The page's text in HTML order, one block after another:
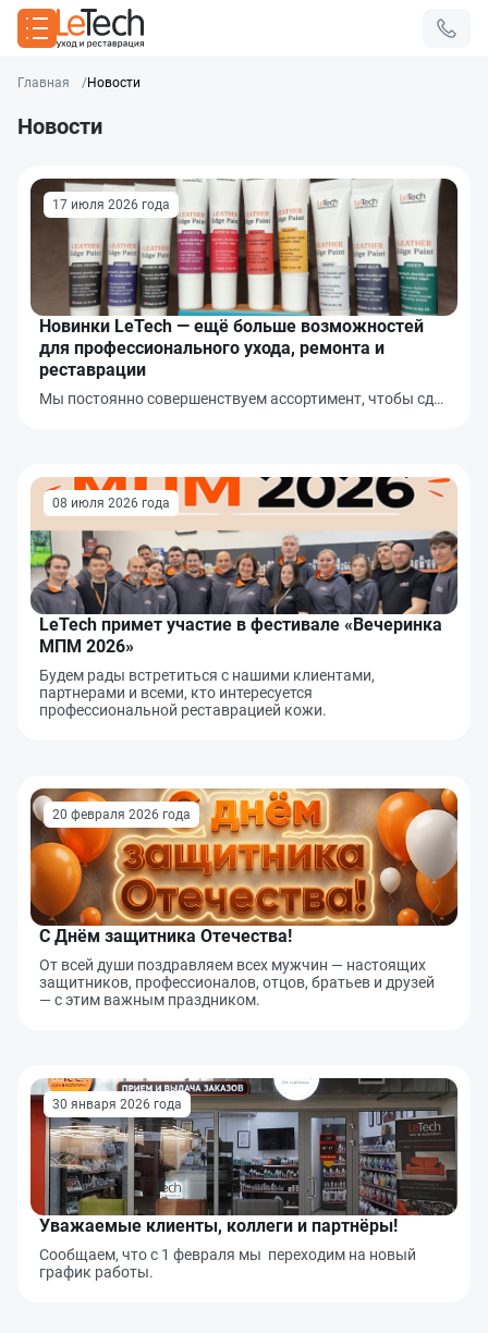
Главная Новости
Новости
17 июля 2026 года
Новинки LeTech — ещё больше возможностей
для профессионального ухода, ремонта и
реставрации
Мы постоянно совершенствуем ассортимент, чтобы сд…
08 июля 2026 года
LeTech примет участие в фестивале «Вечеринка
МПМ 2026»
Будем рады встретиться с нашими клиентами,
партнерами и всеми, кто интересуется
профессиональной реставрацией кожи.
20 февраля 2026 года
С Днём защитника Отечества!
От всей души поздравляем всех мужчин — настоящих
защитников, профессионалов, отцов, братьев и друзей
— с этим важным праздником.
30 января 2026 года
Уважаемые клиенты, коллеги и партнёры!
Сообщаем, что с 1 февраля мы переходим на новый
график работы.